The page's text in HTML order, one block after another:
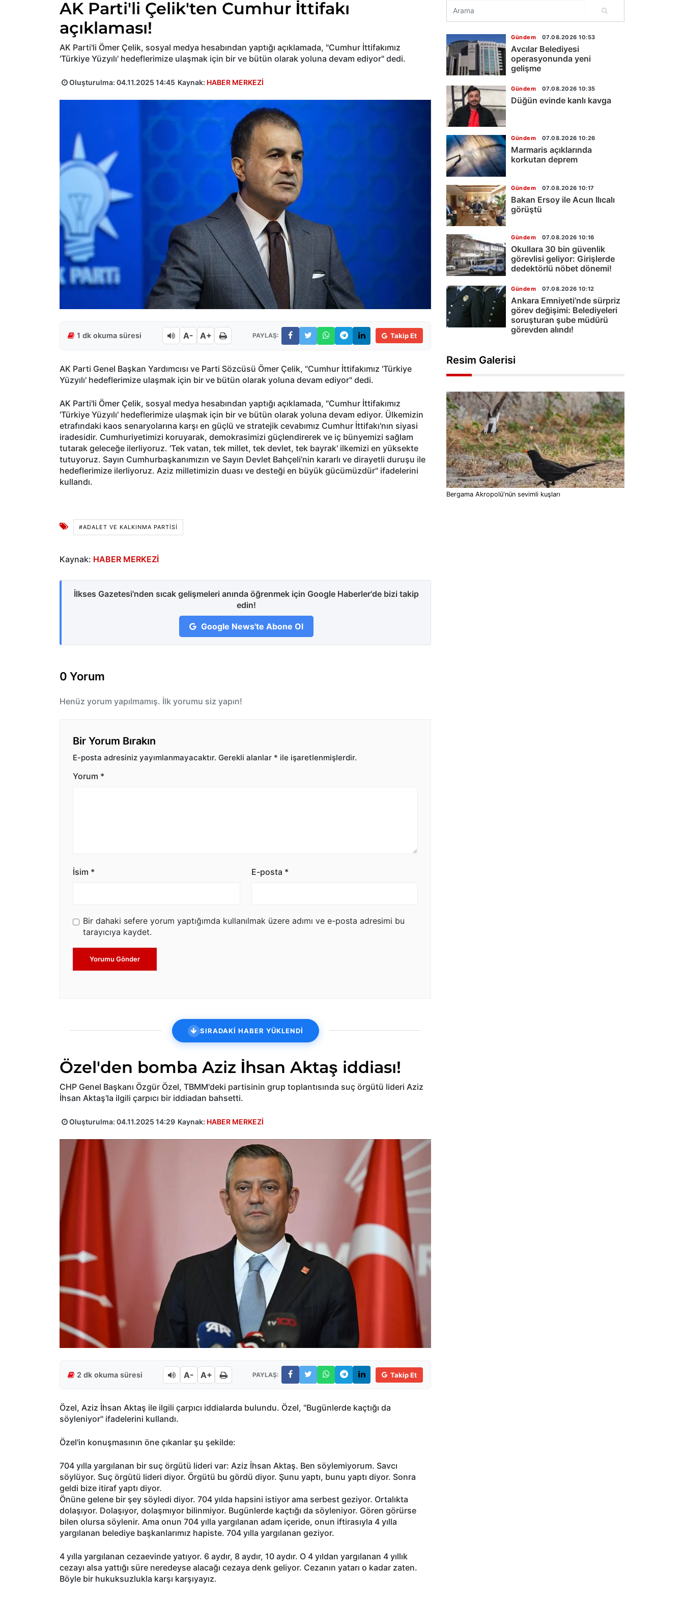
AK Parti'li Çelik'ten Cumhur İttifakı
açıklaması!
AK Parti'li Ömer Çelik, sosyal medya hesabından yaptığı açıklamada, "Cumhur İttifakımız
'Türkiye Yüzyılı' hedeflerimize ulaşmak için bir ve bütün olarak yoluna devam ediyor" dedi.
Oluşturulma: 04.11.2025 14:45 Kaynak: HABER MERKEZİ
1 dk okuma süresi A- A+ PAYLAŞ: Takip Et
AK Parti Genel Başkan Yardımcısı ve Parti Sözcüsü Ömer Çelik, "Cumhur İttifakımız 'Türkiye
Yüzyılı' hedeflerimize ulaşmak için bir ve bütün olarak yoluna devam ediyor" dedi.
AK Parti'li Ömer Çelik, sosyal medya hesabından yaptığı açıklamada, "Cumhur İttifakımız
'Türkiye Yüzyılı' hedeflerimize ulaşmak için bir ve bütün olarak yoluna devam ediyor. Ülkemizin
etrafındaki kaos senaryolarına karşı en güçlü ve stratejik cevabımız Cumhur İttifakı'nın siyasi
iradesidir. Cumhuriyetimizi koruyarak, demokrasimizi güçlendirerek ve iç bünyemizi sağlam
tutarak geleceğe ilerliyoruz. 'Tek vatan, tek millet, tek devlet, tek bayrak' ilkemizi en yüksekte
tutuyoruz. Sayın Cumhurbaşkanımızın ve Sayın Devlet Bahçeli’nin kararlı ve dirayetli duruşu ile
hedeflerimize ilerliyoruz. Aziz milletimizin duası ve desteği en büyük gücümüzdür" ifadelerini
kullandı.
#ADALET VE KALKINMA PARTISI
Kaynak: HABER MERKEZİ
İlkses Gazetesi'nden sıcak gelişmeleri anında öğrenmek için Google Haberler'de bizi takip
edin!
Google News'te Abone Ol
0 Yorum
Henüz yorum yapılmamış. İlk yorumu siz yapın!
Bir Yorum Bırakın
E-posta adresiniz yayımlanmayacaktır. Gerekli alanlar * ile işaretlenmişlerdir.
Yorum *
İsim * E-posta *
Bir dahaki sefere yorum yaptığımda kullanılmak üzere adımı ve e-posta adresimi bu
tarayıcıya kaydet.
Yorumu Gönder
SIRADAKİ HABER YÜKLENDİ
Özel'den bomba Aziz İhsan Aktaş iddiası!
CHP Genel Başkanı Özgür Özel, TBMM'deki partisinin grup toplantısında suç örgütü lideri Aziz
İhsan Aktaş'la ilgili çarpıcı bir iddiadan bahsetti.
Oluşturulma: 04.11.2025 14:29 Kaynak: HABER MERKEZİ
2 dk okuma süresi A- A+ PAYLAŞ: Takip Et
Özel, Aziz İhsan Aktaş ile ilgili çarpıcı iddialarda bulundu. Özel, "Bugünlerde kaçtığı da
söyleniyor" ifadelerini kullandı.
Özel'in konuşmasının öne çıkanlar şu şekilde:
704 yılla yargılanan bir suç örgütü lideri var: Aziz İhsan Aktaş. Ben söylemiyorum. Savcı
söylüyor. Suç örgütü lideri diyor. Örgütü bu gördü diyor. Şunu yaptı, bunu yaptı diyor. Sonra
geldi bize itiraf yaptı diyor.
Önüne gelene bir şey söyledi diyor. 704 yılda hapsini istiyor ama serbest geziyor. Ortalıkta
dolaşıyor. Dolaşıyor, dolaşmıyor bilinmiyor. Bugünlerde kaçtığı da söyleniyor. Gören görürse
bilen olursa söylenir. Ama onun 704 yılla yargılanan adam içeride, onun iftirasıyla 4 yılla
yargılanan belediye başkanlarımız hapiste. 704 yılla yargılanan geziyor.
4 yılla yargılanan cezaevinde yatıyor. 6 aydır, 8 aydır, 10 aydır. O 4 yıldan yargılanan 4 yıllık
cezayı alsa yattığı süre neredeyse alacağı cezaya denk geliyor. Cezanın yatarı o kadar zaten.
Böyle bir hukuksuzlukla karşı karşıyayız.
Gündem 07.08.2026 10:53
Avcılar Belediyesi
operasyonunda yeni
gelişme
Gündem 07.08.2026 10:35
Düğün evinde kanlı kavga
Gündem 07.08.2026 10:26
Marmaris açıklarında
korkutan deprem
Gündem 07.08.2026 10:17
Bakan Ersoy ile Acun Ilıcalı
görüştü
Gündem 07.08.2026 10:16
Okullara 30 bin güvenlik
görevlisi geliyor: Girişlerde
dedektörlü nöbet dönemi!
Gündem 07.08.2026 10:12
Ankara Emniyeti’nde sürpriz
görev değişimi: Belediyeleri
soruşturan şube müdürü
görevden alındı!
Resim Galerisi
Bergama Akropolü'nün sevimli kuşları